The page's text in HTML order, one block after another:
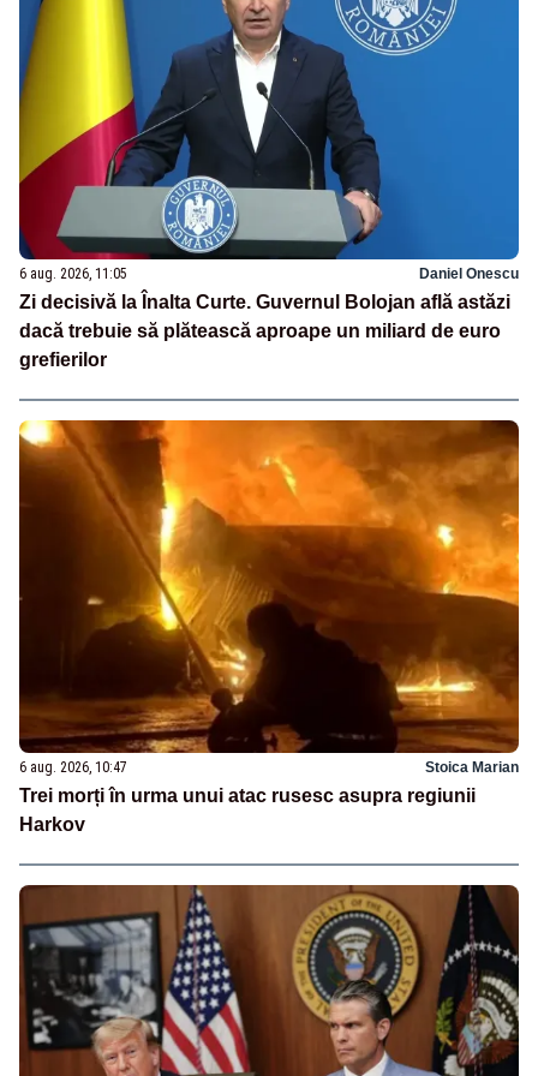
6 aug. 2026, 11:05 Daniel Onescu
Zi decisivă la Înalta Curte. Guvernul Bolojan află astăzi
dacă trebuie să plătească aproape un miliard de euro
grefierilor
6 aug. 2026, 10:47 Stoica Marian
Trei morți în urma unui atac rusesc asupra regiunii
Harkov